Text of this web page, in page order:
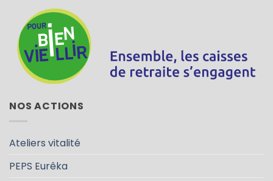
NOS ACTIONS
Ateliers vitalité
PEPS Eurêka